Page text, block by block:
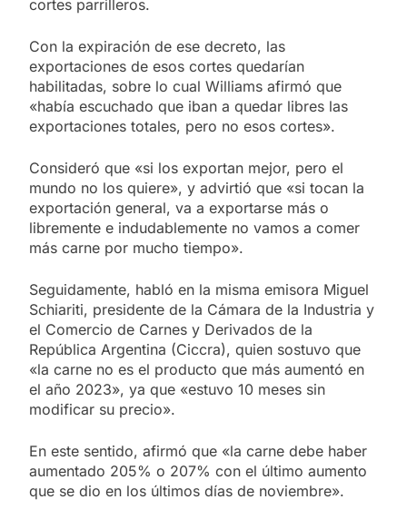
cortes parrilleros.
Con la expiración de ese decreto, las
exportaciones de esos cortes quedarían
habilitadas, sobre lo cual Williams afirmó que
«había escuchado que iban a quedar libres las
exportaciones totales, pero no esos cortes».
Consideró que «si los exportan mejor, pero el
mundo no los quiere», y advirtió que «si tocan la
exportación general, va a exportarse más o
libremente e indudablemente no vamos a comer
más carne por mucho tiempo».
Seguidamente, habló en la misma emisora Miguel
Schiariti, presidente de la Cámara de la Industria y
el Comercio de Carnes y Derivados de la
República Argentina (Ciccra), quien sostuvo que
«la carne no es el producto que más aumentó en
el año 2023», ya que «estuvo 10 meses sin
modificar su precio».
En este sentido, afirmó que «la carne debe haber
aumentado 205% o 207% con el último aumento
que se dio en los últimos días de noviembre».